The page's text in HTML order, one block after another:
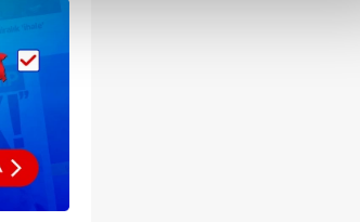
bilgi toplumu hizmetlerinin sunulması
ve kişiselleştirilmesi ve sizlere yönelik
dahilinde kullanılacaktır.
Çerezlere ilişkin detaylı bilgi için Ayarlar
Metnimizi okumak ve sitemizde ilgili